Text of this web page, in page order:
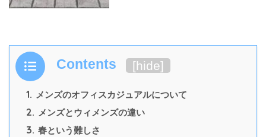
Contents [hide]
1. メンズのオフィスカジュアルについて
2. メンズとウィメンズの違い
3. 春という難しさ